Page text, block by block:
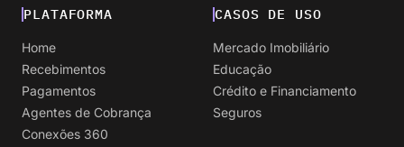
PLATAFORMA
Home
Recebimentos
Pagamentos
Agentes de Cobrança
Conexões 360
CASOS DE USO
Mercado Imobiliário
Educação
Crédito e Financiamento
Seguros